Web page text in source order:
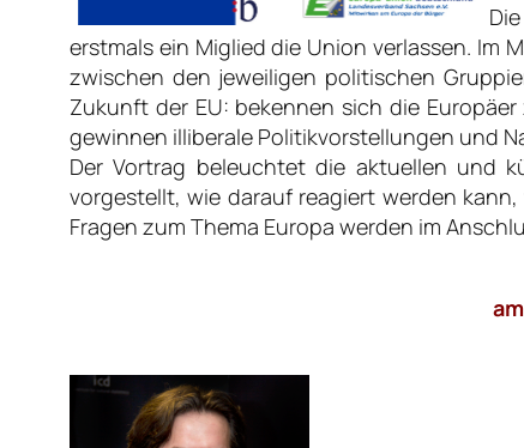
erstmals ein Miglied die Union verlassen. Im
zwischen den jeweiligen politischen
Zukunft der EU: bekennen sich die
gewinnen illiberale Politikvorstellungen und
Der Vortrag beleuchtet die aktuellen und
vorgestellt, wie darauf reagiert werden
Fragen zum Thema Europa werden im